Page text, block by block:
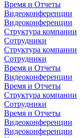
Время и Отчеты
Видеоконференции
Видеоконференции
Структура компании
Сотрудники
Структура компании
Сотрудники
Время и Отчеты
Видеоконференции
Время и Отчеты
Структура компании
Сотрудники
Время и Отчеты
Видеоконференции
Видеоконференции